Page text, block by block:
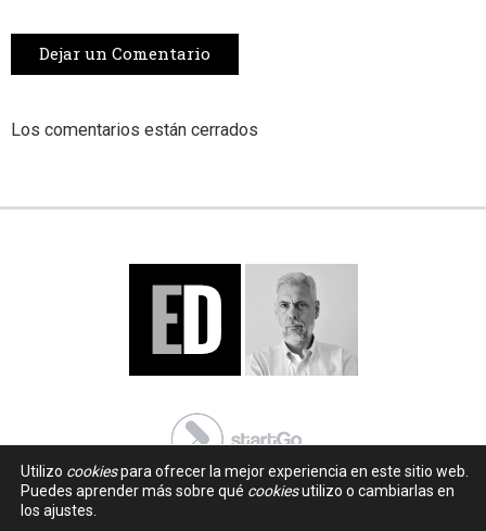
Dejar un Comentario
Los comentarios están cerrados
Utilizo cookiespara ofrecer la mejor experiencia en este sitio web.
Puedes aprender más sobre qué cookiesutilizo o cambiarlas en
los ajustes.